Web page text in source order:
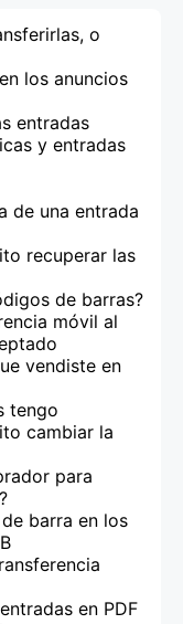
o
los anuncios
entradas
y entradas
de una entrada
recuperar las
de barras?
móvil al
vendiste en
tengo
cambiar la
para
barra en los
en PDF